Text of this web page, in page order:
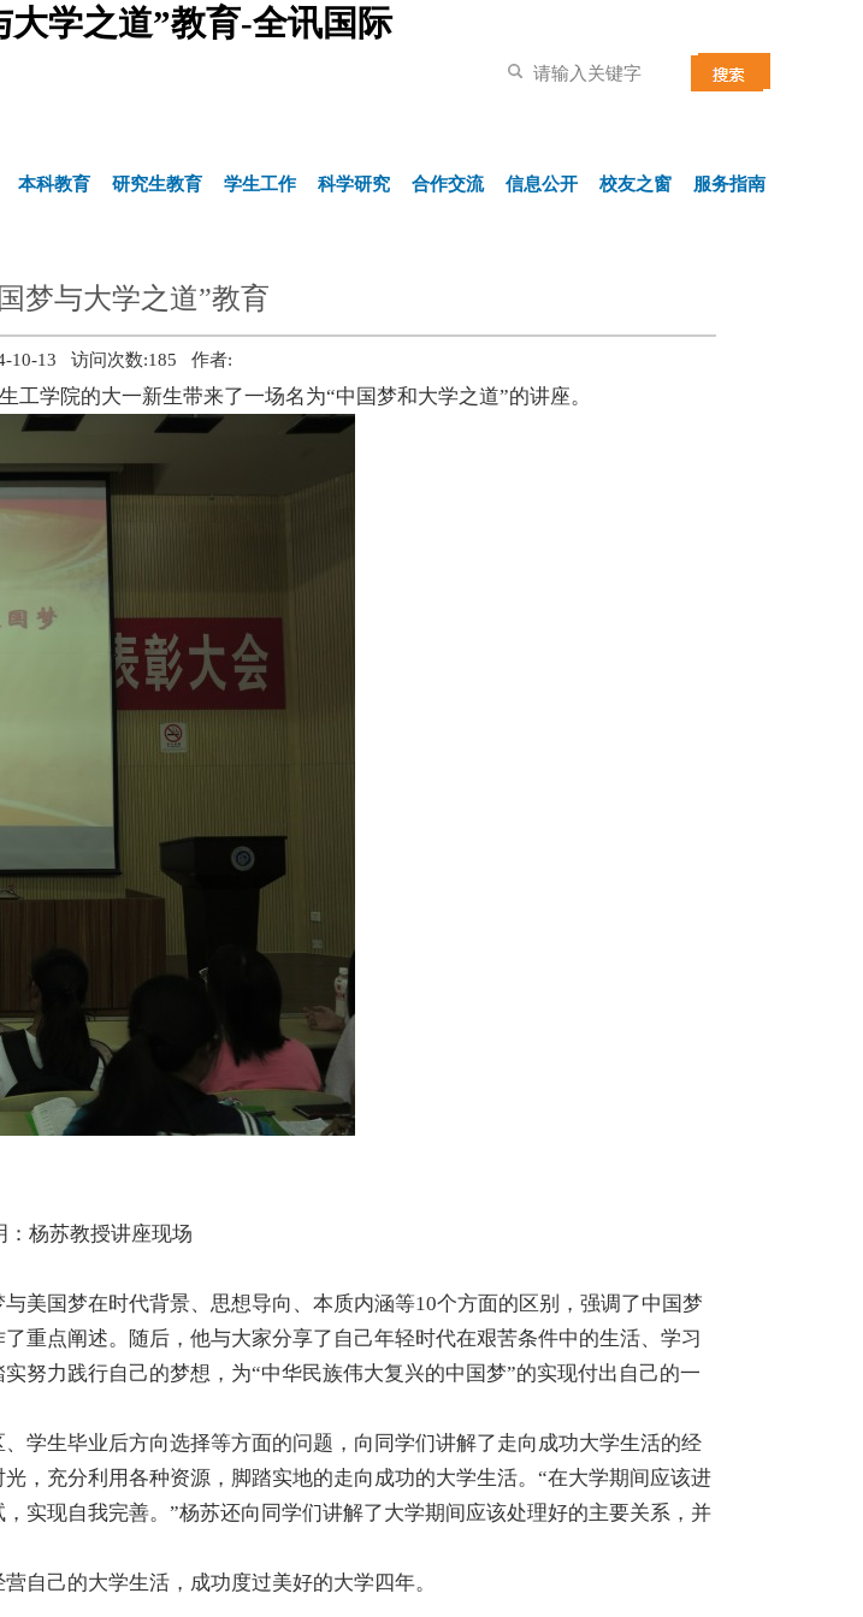
大学之道”教育-全讯国际
本科教育 研究生教育 学生工作 科学研究 合作交流 信息公开 校友之窗 服务指南
梦与大学之道”教育
10-13 访问次数:185 作者:
学院的大一新生带来了一场名为“中国梦和大学之道”的讲座。
：杨苏教授讲座现场
美国梦在时代背景、思想导向、本质内涵等10个方面的区别，强调了中国梦
重点阐述。随后，他与大家分享了自己年轻时代在艰苦条件中的生活、学习
努力践行自己的梦想，为“中华民族伟大复兴的中国梦”的实现付出自己的一
学生毕业后方向选择等方面的问题，向同学们讲解了走向成功大学生活的经
，充分利用各种资源，脚踏实地的走向成功的大学生活。“在大学期间应该进
实现自我完善。”杨苏还向同学们讲解了大学期间应该处理好的主要关系，并
自己的大学生活，成功度过美好的大学四年。